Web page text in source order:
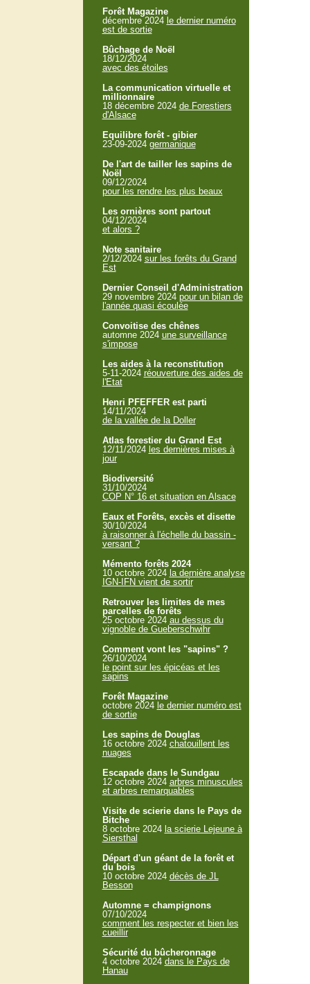
Forêt Magazine
décembre 2024 le dernier numéro
est de sortie
Bûchage de Noël
18/12/2024
avec des étoiles
La communication virtuelle et
millionnaire
18 décembre 2024 de Forestiers
d'Alsace
Equilibre forêt - gibier
23-09-2024 germanique
De l'art de tailler les sapins de
Noël
09/12/2024
pour les rendre les plus beaux
Les ornières sont partout
04/12/2024
et alors ?
Note sanitaire
2/12/2024 sur les forêts du Grand
Est
Dernier Conseil d'Administration
29 novembre 2024 pour un bilan de
l'année quasi écoulée
Convoitise des chênes
automne 2024 une surveillance
s'impose
Les aides à la reconstitution
5-11-2024 réouverture des aides de
l'Etat
Henri PFEFFER est parti
14/11/2024
de la vallée de la Doller
Atlas forestier du Grand Est
12/11/2024 les dernières mises à
jour
Biodiversité
31/10/2024
COP N° 16 et situation en Alsace
Eaux et Forêts, excès et disette
30/10/2024
à raisonner à l'échelle du bassin -
versant ?
Mémento forêts 2024
10 octobre 2024 la dernière analyse
IGN-IFN vient de sortir
Retrouver les limites de mes
parcelles de forêts
25 octobre 2024 au dessus du
vignoble de Gueberschwihr
Comment vont les "sapins" ?
26/10/2024
le point sur les épicéas et les
sapins
Forêt Magazine
octobre 2024 le dernier numéro est
de sortie
Les sapins de Douglas
16 octobre 2024 chatouillent les
nuages
Escapade dans le Sundgau
12 octobre 2024 arbres minuscules
et arbres remarquables
Visite de scierie dans le Pays de
Bitche
8 octobre 2024 la scierie Lejeune à
Siersthal
Départ d'un géant de la forêt et
du bois
10 octobre 2024 décès de JL
Besson
Automne = champignons
07/10/2024
comment les respecter et bien les
cueillir
Sécurité du bûcheronnage
4 octobre 2024 dans le Pays de
Hanau